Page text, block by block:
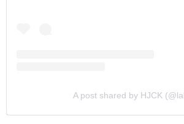
A post shared by HJCK